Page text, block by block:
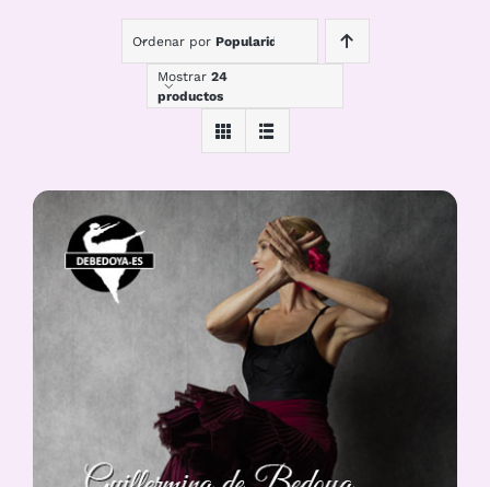
Ordenar por Popularidad
Mostrar 24
productos